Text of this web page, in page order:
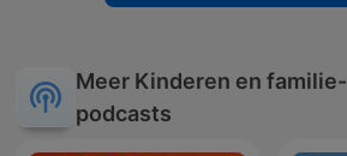
Meer Kinderen en familie-
podcasts